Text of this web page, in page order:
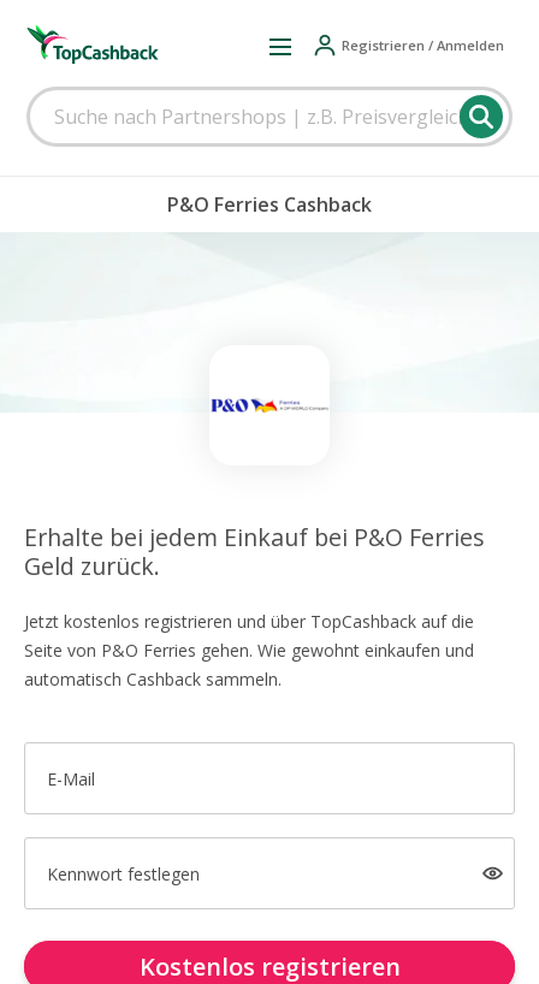
Registrieren / Anmelden
P&O Ferries Cashback
Erhalte bei jedem Einkauf bei P&O Ferries
Geld zurück.
Jetzt kostenlos registrieren und über TopCashback auf die
Seite von P&O Ferries gehen. Wie gewohnt einkaufen und
automatisch Cashback sammeln.
E-Mail
Kennwort festlegen
Kostenlos registrieren